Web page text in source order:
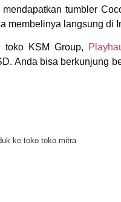
ke toko toko mitra
tumbler
membelinya langsung di
toko KSM Group,
Anda bisa berkunjung